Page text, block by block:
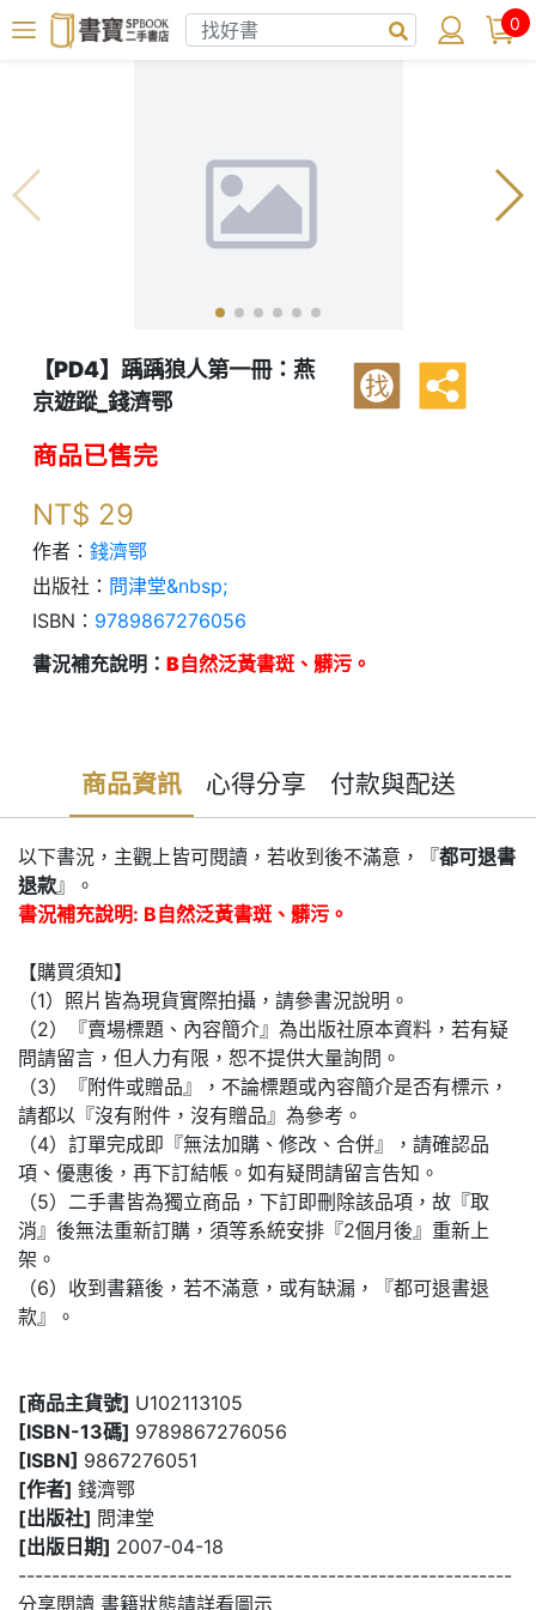
0
【PD4】踽踽狼人第一冊：燕
京遊蹤_錢濟鄂
找
商品已售完
NT$ 29
作者： 錢濟鄂
出版社： 問津堂&nbsp;
ISBN： 9789867276056
書況補充說明： B自然泛黃書斑、髒污。
商品資訊 心得分享 付款與配送
以下書況，主觀上皆可閱讀，若收到後不滿意，『都可退書
退款』。
書況補充說明: B自然泛黃書斑、髒污。
【購買須知】
（1）照片皆為現貨實際拍攝，請參書況說明。
（2）『賣場標題、內容簡介』為出版社原本資料，若有疑
問請留言，但人力有限，恕不提供大量詢問。
（3）『附件或贈品』，不論標題或內容簡介是否有標示，
請都以『沒有附件，沒有贈品』為參考。
（4）訂單完成即『無法加購、修改、合併』，請確認品
項、優惠後，再下訂結帳。如有疑問請留言告知。
（5）二手書皆為獨立商品，下訂即刪除該品項，故『取
消』後無法重新訂購，須等系統安排『2個月後』重新上
架。
（6）收到書籍後，若不滿意，或有缺漏，『都可退書退
款』。
[商品主貨號] U102113105
[ISBN-13碼] 9789867276056
[ISBN] 9867276051
[作者] 錢濟鄂
[出版社] 問津堂
[出版日期] 2007-04-18
-----------------------------------------------------------
分享閱讀 書籍狀態請詳看圖示